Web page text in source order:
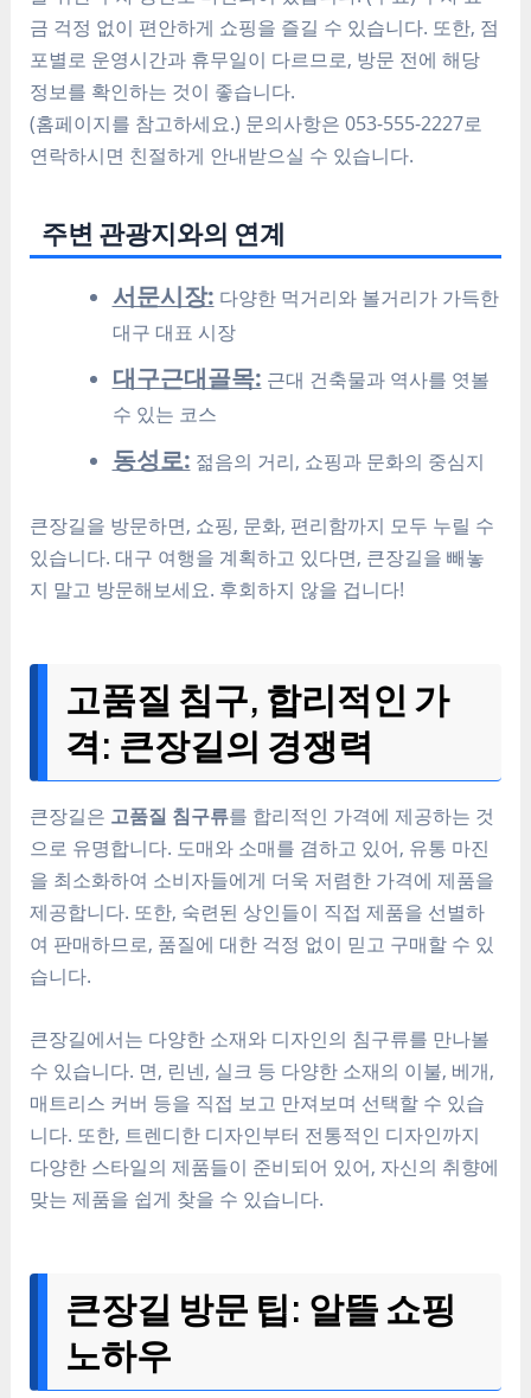
금 걱정 없이 편안하게 쇼핑을 즐길 수 있습니다. 또한, 점
포별로 운영시간과 휴무일이 다르므로, 방문 전에 해당
정보를 확인하는 것이 좋습니다.
(홈페이지를 참고하세요.) 문의사항은 053-555-2227로
연락하시면 친절하게 안내받으실 수 있습니다.
주변 관광지와의 연계
서문시장: 다양한 먹거리와 볼거리가 가득한
대구 대표 시장
대구근대골목: 근대 건축물과 역사를 엿볼
수 있는 코스
동성로: 젊음의 거리, 쇼핑과 문화의 중심지
큰장길을 방문하면, 쇼핑, 문화, 편리함까지 모두 누릴 수
있습니다. 대구 여행을 계획하고 있다면, 큰장길을 빼놓
지 말고 방문해보세요. 후회하지 않을 겁니다!
고품질 침구, 합리적인 가
격: 큰장길의 경쟁력
큰장길은 고품질 침구류를 합리적인 가격에 제공하는 것
으로 유명합니다. 도매와 소매를 겸하고 있어, 유통 마진
을 최소화하여 소비자들에게 더욱 저렴한 가격에 제품을
제공합니다. 또한, 숙련된 상인들이 직접 제품을 선별하
여 판매하므로, 품질에 대한 걱정 없이 믿고 구매할 수 있
습니다.
큰장길에서는 다양한 소재와 디자인의 침구류를 만나볼
수 있습니다. 면, 린넨, 실크 등 다양한 소재의 이불, 베개,
매트리스 커버 등을 직접 보고 만져보며 선택할 수 있습
니다. 또한, 트렌디한 디자인부터 전통적인 디자인까지
다양한 스타일의 제품들이 준비되어 있어, 자신의 취향에
맞는 제품을 쉽게 찾을 수 있습니다.
큰장길 방문 팁: 알뜰 쇼핑
노하우